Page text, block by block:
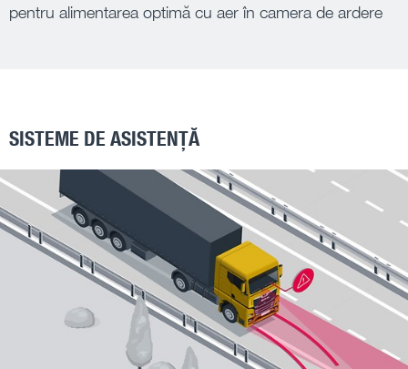
pentru alimentarea optimă cu aer în camera de ardere
SISTEME DE ASISTENȚĂ